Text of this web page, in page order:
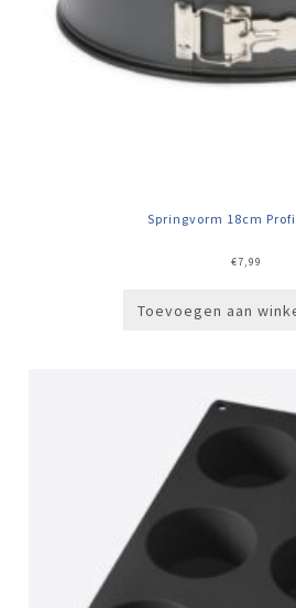
Springvorm 18cm
€7,99
Toevoegen aan